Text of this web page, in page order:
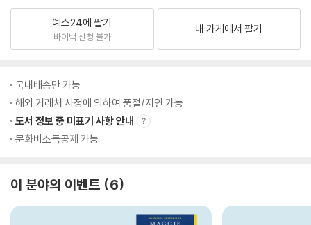
예스24에 팔기
바이백 신청 불가
내 가게에서 팔기
국내배송만 가능
해외 거래처 사정에 의하여 품절/지연 가능
도서 정보 중 미표기 사항 안내
문화비소득공제 가능
이 분야의 이벤트 6